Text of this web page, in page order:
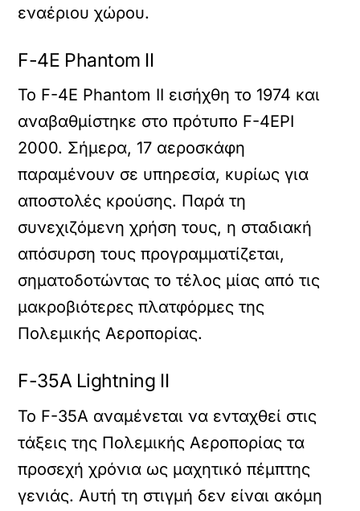
εναέριου χώρου.
F-4E Phantom II
Το F-4E Phantom II εισήχθη το 1974 και
αναβαθμίστηκε στο πρότυπο F-4EPI
2000. Σήμερα, 17 αεροσκάφη
παραμένουν σε υπηρεσία, κυρίως για
αποστολές κρούσης. Παρά τη
συνεχιζόμενη χρήση τους, η σταδιακή
απόσυρση τους προγραμματίζεται,
σηματοδοτώντας το τέλος μίας από τις
μακροβιότερες πλατφόρμες της
Πολεμικής Αεροπορίας.
F-35A Lightning II
Το F-35A αναμένεται να ενταχθεί στις
τάξεις της Πολεμικής Αεροπορίας τα
προσεχή χρόνια ως μαχητικό πέμπτης
γενιάς. Αυτή τη στιγμή δεν είναι ακόμη